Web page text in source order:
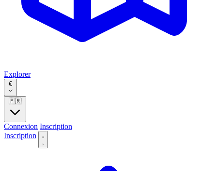
Explorer
€
🇫🇷
Connexion Inscription
Inscription